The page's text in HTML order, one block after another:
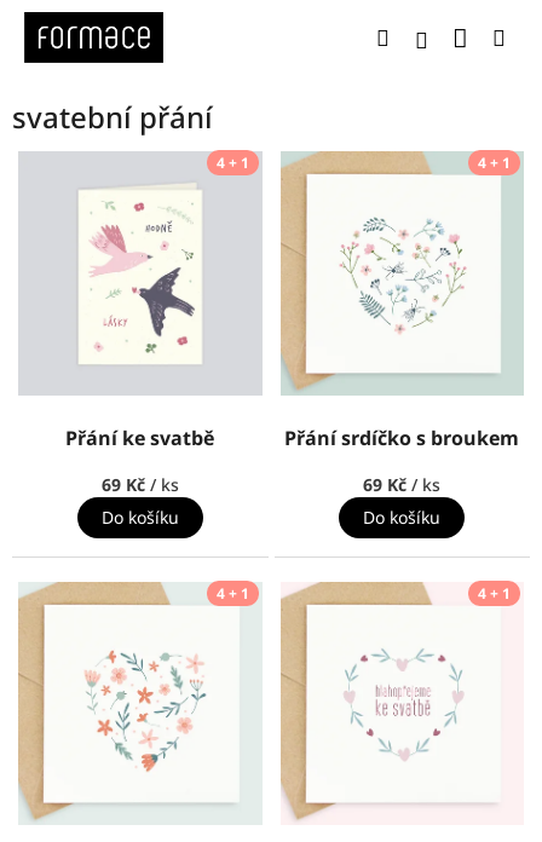
Přejít
obsah
HledatPřihlášení
svatební přání
V
u
4 + 1
Přání ke svatbě
69 Kč / ks
Do košíku
4 + 1
Přání srdíčko s broukem
69 Kč/ ks
Do košíku
4 + 1 4 + 1